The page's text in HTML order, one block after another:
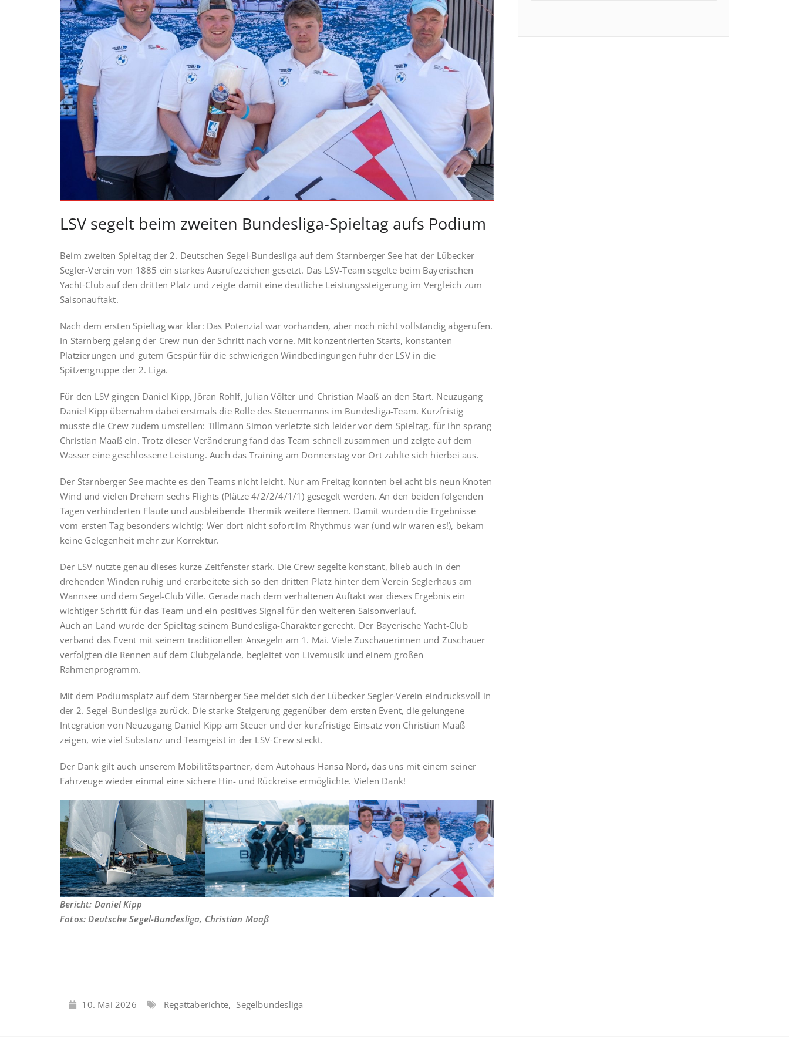
LSV segelt beim zweiten Bundesliga-Spieltag aufs Podium
Beim zweiten Spieltag der 2. Deutschen Segel-Bundesliga auf dem Starnberger See hat der Lübecker
Segler-Verein von 1885 ein starkes Ausrufezeichen gesetzt. Das LSV-Team segelte beim Bayerischen
Yacht-Club auf den dritten Platz und zeigte damit eine deutliche Leistungssteigerung im Vergleich zum
Saisonauftakt.
Nach dem ersten Spieltag war klar: Das Potenzial war vorhanden, aber noch nicht vollständig abgerufen.
In Starnberg gelang der Crew nun der Schritt nach vorne. Mit konzentrierten Starts, konstanten
Platzierungen und gutem Gespür für die schwierigen Windbedingungen fuhr der LSV in die
Spitzengruppe der 2. Liga.
Für den LSV gingen Daniel Kipp, Jöran Rohlf, Julian Völter und Christian Maaß an den Start. Neuzugang
Daniel Kipp übernahm dabei erstmals die Rolle des Steuermanns im Bundesliga-Team. Kurzfristig
musste die Crew zudem umstellen: Tillmann Simon verletzte sich leider vor dem Spieltag, für ihn sprang
Christian Maaß ein. Trotz dieser Veränderung fand das Team schnell zusammen und zeigte auf dem
Wasser eine geschlossene Leistung. Auch das Training am Donnerstag vor Ort zahlte sich hierbei aus.
Der Starnberger See machte es den Teams nicht leicht. Nur am Freitag konnten bei acht bis neun Knoten
Wind und vielen Drehern sechs Flights (Plätze 4/2/2/4/1/1) gesegelt werden. An den beiden folgenden
Tagen verhinderten Flaute und ausbleibende Thermik weitere Rennen. Damit wurden die Ergebnisse
vom ersten Tag besonders wichtig: Wer dort nicht sofort im Rhythmus war (und wir waren es!), bekam
keine Gelegenheit mehr zur Korrektur.
Der LSV nutzte genau dieses kurze Zeitfenster stark. Die Crew segelte konstant, blieb auch in den
drehenden Winden ruhig und erarbeitete sich so den dritten Platz hinter dem Verein Seglerhaus am
Wannsee und dem Segel-Club Ville. Gerade nach dem verhaltenen Auftakt war dieses Ergebnis ein
wichtiger Schritt für das Team und ein positives Signal für den weiteren Saisonverlauf.
Auch an Land wurde der Spieltag seinem Bundesliga-Charakter gerecht. Der Bayerische Yacht-Club
verband das Event mit seinem traditionellen Ansegeln am 1. Mai. Viele Zuschauerinnen und Zuschauer
verfolgten die Rennen auf dem Clubgelände, begleitet von Livemusik und einem großen
Rahmenprogramm.
Mit dem Podiumsplatz auf dem Starnberger See meldet sich der Lübecker Segler-Verein eindrucksvoll in
der 2. Segel-Bundesliga zurück. Die starke Steigerung gegenüber dem ersten Event, die gelungene
Integration von Neuzugang Daniel Kipp am Steuer und der kurzfristige Einsatz von Christian Maaß
zeigen, wie viel Substanz und Teamgeist in der LSV-Crew steckt.
Der Dank gilt auch unserem Mobilitätspartner, dem Autohaus Hansa Nord, das uns mit einem seiner
Fahrzeuge wieder einmal eine sichere Hin- und Rückreise ermöglichte. Vielen Dank!
Bericht: Daniel Kipp
Fotos: Deutsche Segel-Bundesliga, Christian Maaß
10. Mai 2026 Regattaberichte, Segelbundesliga